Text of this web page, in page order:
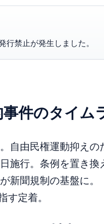
禁止が発生しました。
件のタイム
自由民権運動抑えの
施行。条例を置き換
新聞規制の基盤に。
定着。